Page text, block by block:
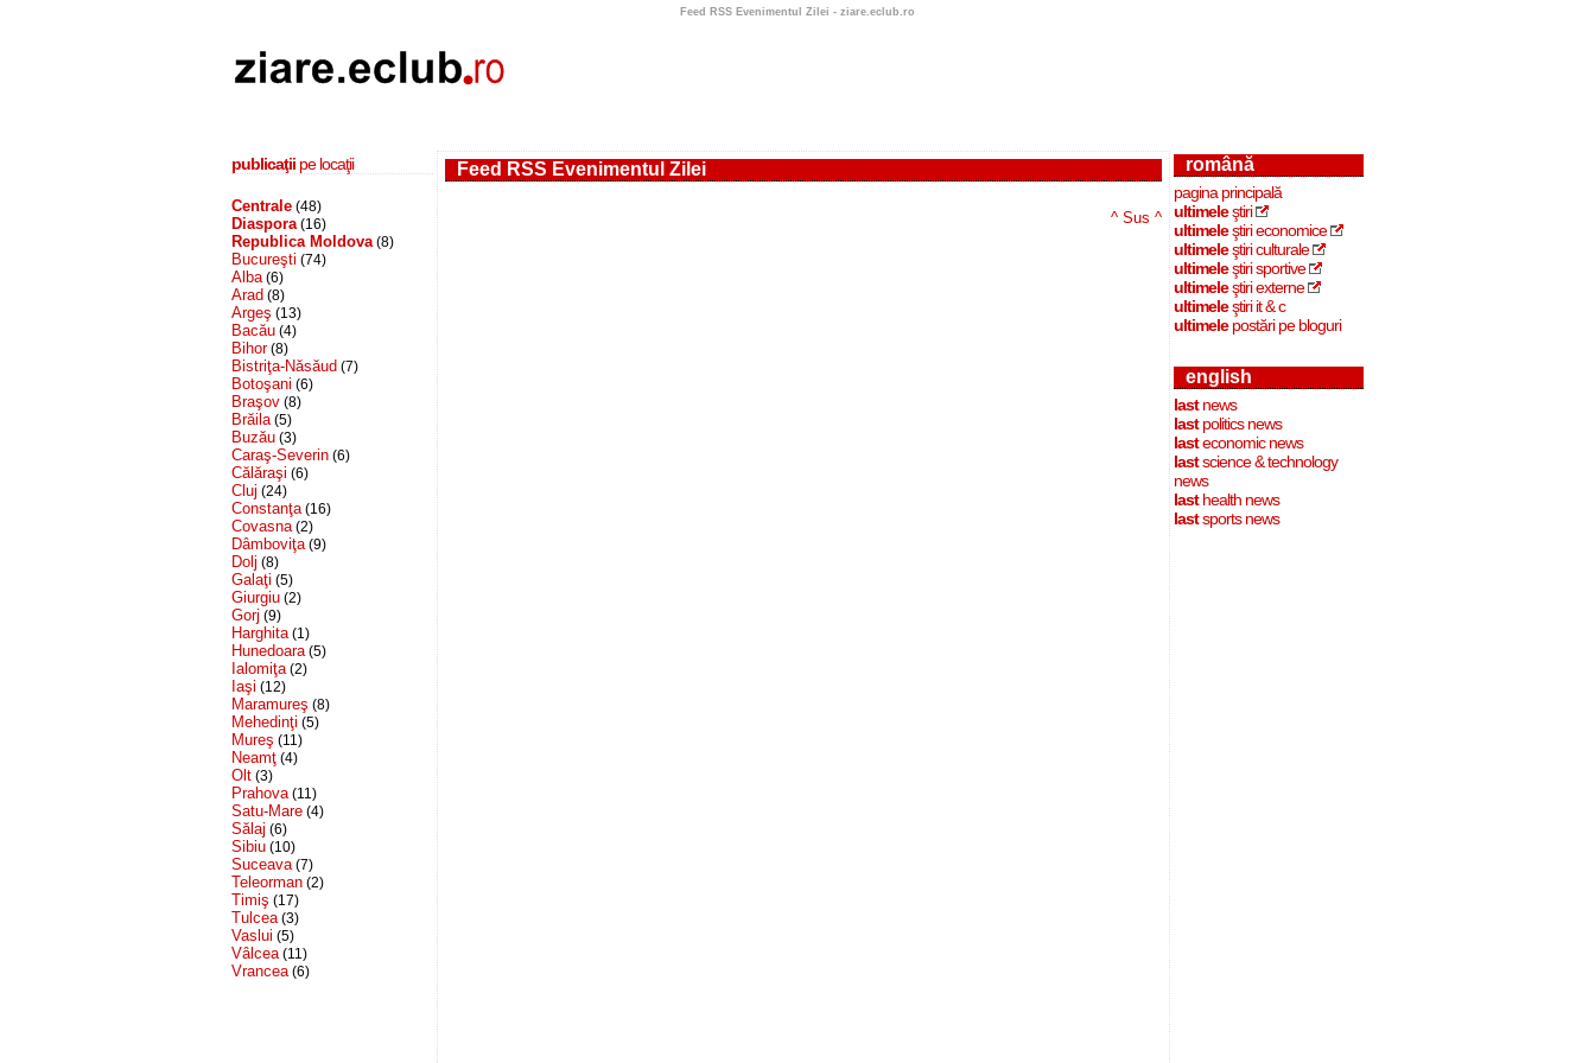
Feed RSS Evenimentul Zilei - ziare.eclub.ro
publicaţii pe locaţii
Centrale (48)
Diaspora (16)
Republica Moldova (8)
Bucureşti (74)
Alba (6)
Arad (8)
Argeş (13)
Bacău (4)
Bihor(8)
Bistriţa-Năsăud (7)
Botoşani (6)
Braşov (8)
Brăila (5)
Buzău (3)
Caraş-Severin (6)
Călăraşi (6)
Cluj (24)
Constanţa (16)
Covasna (2)
Dâmboviţa (9)
Dolj (8)
Galaţi (5)
Giurgiu (2)
Gorj (9)
Harghita (1)
Hunedoara (5)
Ialomiţa (2)
Iaşi (12)
Maramureş (8)
Mehedinţi (5)
Mureş (11)
Neamţ (4)
Olt (3)
Prahova (11)
Satu-Mare (4)
Sălaj (6)
Sibiu (10)
Suceava (7)
Teleorman (2)
Timiş (17)
Tulcea (3)
Vaslui (5)
Vâlcea (11)
Vrancea (6)
Feed RSS Evenimentul Zilei
^ Sus ^
română
pagina principală
ultimeleştiri
ultimeleştiri economice
ultimeleştiri culturale
ultimeleştiri sportive
ultimeleştiri externe
ultimeleştiri it & c
ultimelepostări pe bloguri
english
lastnews
lastpolitics news
lasteconomic news
lastscience & technology
news
lasthealth news
lastsports news